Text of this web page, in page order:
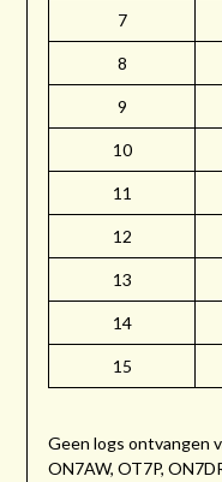
7
8
9
10
11
12
13
14
15
Geen logs ontvangen
ON7AW, OT7P,